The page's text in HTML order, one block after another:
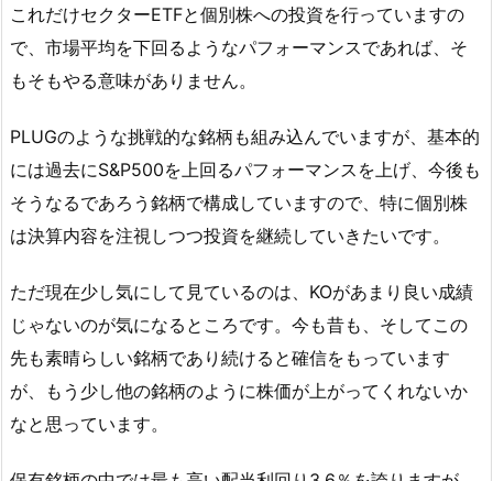
これだけセクターETFと個別株への投資を行っていますの
で、市場平均を下回るようなパフォーマンスであれば、そ
もそもやる意味がありません。
PLUGのような挑戦的な銘柄も組み込んでいますが、基本的
には過去にS&P500を上回るパフォーマンスを上げ、今後も
そうなるであろう銘柄で構成していますので、特に個別株
は決算内容を注視しつつ投資を継続していきたいです。
ただ現在少し気にして見ているのは、KOがあまり良い成績
じゃないのが気になるところです。今も昔も、そしてこの
先も素晴らしい銘柄であり続けると確信をもっています
が、もう少し他の銘柄のように株価が上がってくれないか
なと思っています。